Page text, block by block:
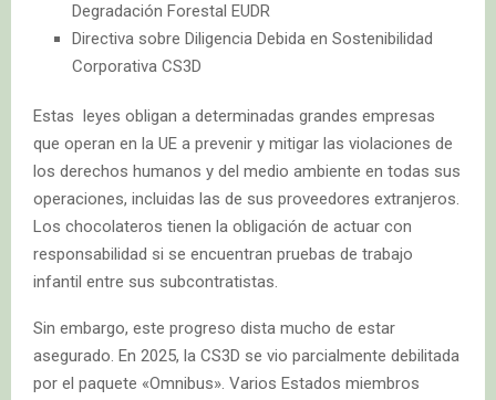
Degradación Forestal EUDR
Directiva sobre Diligencia Debida en Sostenibilidad
Corporativa CS3D
Estas leyes obligan a determinadas grandes empresas
que operan en la UE a prevenir y mitigar las violaciones de
los derechos humanos y del medio ambiente en todas sus
operaciones, incluidas las de sus proveedores extranjeros.
Los chocolateros tienen la obligación de actuar con
responsabilidad si se encuentran pruebas de trabajo
infantil entre sus subcontratistas.
Sin embargo, este progreso dista mucho de estar
asegurado. En 2025, la CS3D se vio parcialmente debilitada
por el paquete «Omnibus». Varios Estados miembros